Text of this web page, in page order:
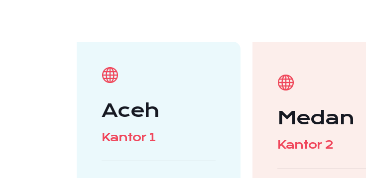
Aceh
Kantor 1
Medan
Kantor 2